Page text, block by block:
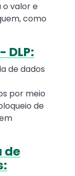
o valor e
como
DLP:
de dados
por meio
de
de